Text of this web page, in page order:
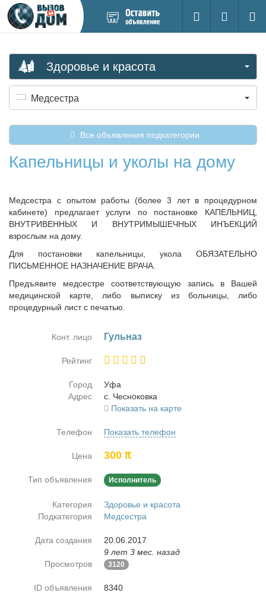
новое
Поиск
Вход на
Здоровье и красота
Медсестра
Все объявления подкатегории
Капельницы и уколы на дому
Медсестра с опытом работы (более 3 лет в процедурном
кабинете) предлагает услуги по постановке КАПЕЛЬНИЦ,
ВНУТРИВЕННЫХ И ВНУТРИМЫШЕЧНЫХ ИНЪЕКЦИЙ
взрослым на дому.
Для постановки капельницы, укола ОБЯЗАТЕЛЬНО
ПИСЬМЕННОЕ НАЗНАЧЕНИЕ ВРАЧА.
Предъявите медсестре соответствующую запись в Вашей
медицинской карте, либо выписку из больницы, либо
процедурный лист с печатью.
Конт. лицо Гуль­наз
Рейтинг
Город
Уфа
Адрес
с. Чес­но­ков­ка
Показать на карте
Телефон Показать телефон
Цена 300 ₶
Тип объявления Исполнитель
Категория
Здоровье и красота
Подкатегория
Медсестра
Дата создания
20.06.2017
9 лет 3 мес. назад
Просмотров
3120
ID объявления 8340